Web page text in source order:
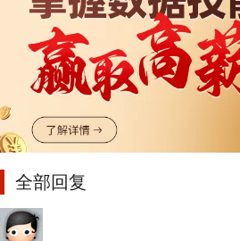
全部回复